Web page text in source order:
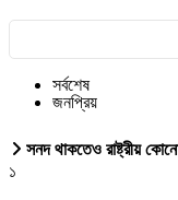
সর্বশেষ
জনপ্রিয়
সনদ থাকতেও রাষ্ট্রীয়
১